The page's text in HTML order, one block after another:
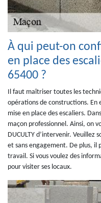
À qui peut-on
en place des
65400 ?
Il faut maîtriser toutes les
opérations de constructions. En
mise en place des escaliers.
maçon professionnel. Ainsi, on
DUCULTY d’intervenir.
et sans engagement. De plus,
travail. Si vous voulez des
pour visiter ses locaux.